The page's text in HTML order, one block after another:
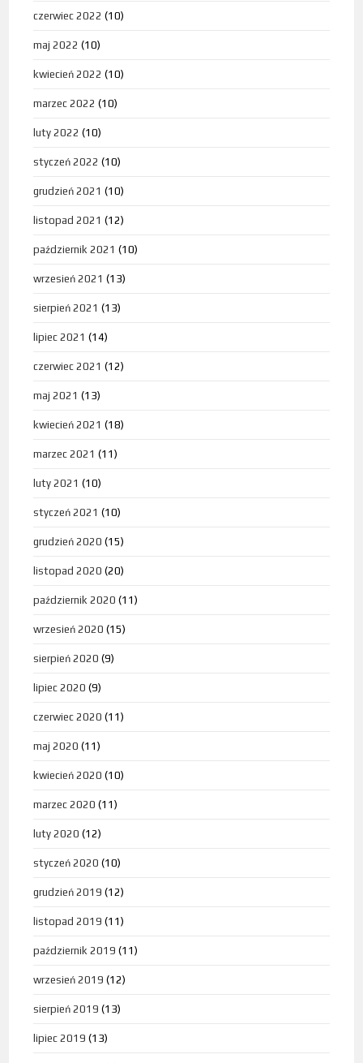
czerwiec 2022 (10)
maj 2022 (10)
kwiecień 2022 (10)
marzec 2022 (10)
luty 2022 (10)
styczeń 2022 (10)
grudzień 2021 (10)
listopad 2021 (12)
październik 2021 (10)
wrzesień 2021 (13)
sierpień 2021 (13)
lipiec 2021 (14)
czerwiec 2021 (12)
maj 2021 (13)
kwiecień 2021 (18)
marzec 2021 (11)
luty 2021 (10)
styczeń 2021 (10)
grudzień 2020 (15)
listopad 2020 (20)
październik 2020 (11)
wrzesień 2020 (15)
sierpień 2020 (9)
lipiec 2020 (9)
czerwiec 2020 (11)
maj 2020 (11)
kwiecień 2020 (10)
marzec 2020 (11)
luty 2020 (12)
styczeń 2020 (10)
grudzień 2019 (12)
listopad 2019 (11)
październik 2019 (11)
wrzesień 2019 (12)
sierpień 2019 (13)
lipiec 2019 (13)